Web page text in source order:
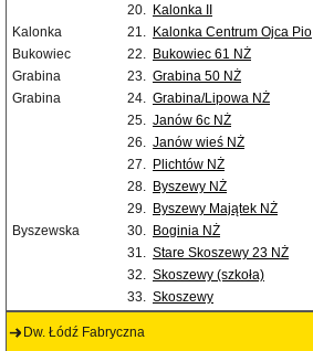
20. Kalonka II
Kalonka
21. Kalonka Centrum Ojca Pio
Bukowiec
22. Bukowiec 61 NŻ
Grabina
23. Grabina 50 NŻ
Grabina
24. Grabina/Lipowa NŻ
25. Janów 6c NŻ
26. Janów wieś NŻ
27. Plichtów NŻ
28. Byszewy NŻ
29. Byszewy Majątek NŻ
Byszewska
30. Boginia NŻ
31. Stare Skoszewy 23 NŻ
32. Skoszewy (szkoła)
33. Skoszewy
Dw. Łódź Fabryczna